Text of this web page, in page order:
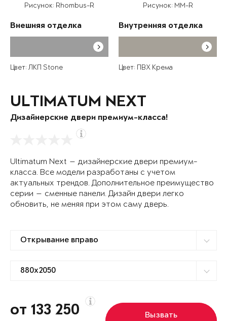
Рисунок: Rhombus-R
Внешняя отделка
Цвет: ЛКП Stone
Рисунок: MM-R
Внутренняя отделка
Цвет: ПВХ Крема
ULTIMATUM NEXT
Дизайнерские двери премиум-класса!
Ultimatum Next — дизайнерские двери премиум-
класса. Все модели разработаны с учетом
актуальных трендов. Дополнительное преимущество
серии — сменные панели. Дизайн двери легко
обновить, не меняя при этом саму дверь.
от 133 250
Вызвать